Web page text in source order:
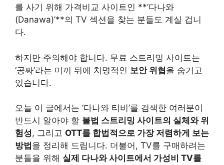
를 사기 위해 가격비교 사이트인 **’다나와
(Danawa)’**의 TV 섹션을 찾는 분들도 계실 겁니
다.
하지만 주의해야 합니다. 무료 스트리밍 사이트는
‘공짜’라는 미끼 뒤에 치명적인 보안 위협을 숨기고
있습니다.
오늘 이 글에서는 ‘다나와 티비’를 검색한 여러분이
반드시 알아야 할 불법 스트리밍 사이트의 실체와 위
험성, 그리고 OTT를 합법적으로 가장 저렴하게 보는
방법 을 정리해 드립니다. 더불어, TV를 구매하려는
분들을 위해 실제 다나와 사이트에서 가성비 TV를